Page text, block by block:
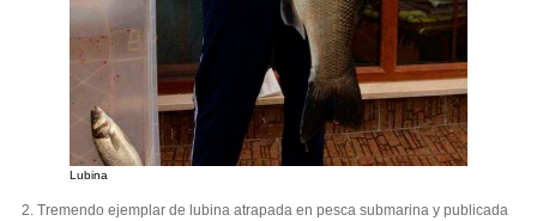
Lubina
2. Tremendo ejemplar de lubina atrapada en pesca submarina y publicada